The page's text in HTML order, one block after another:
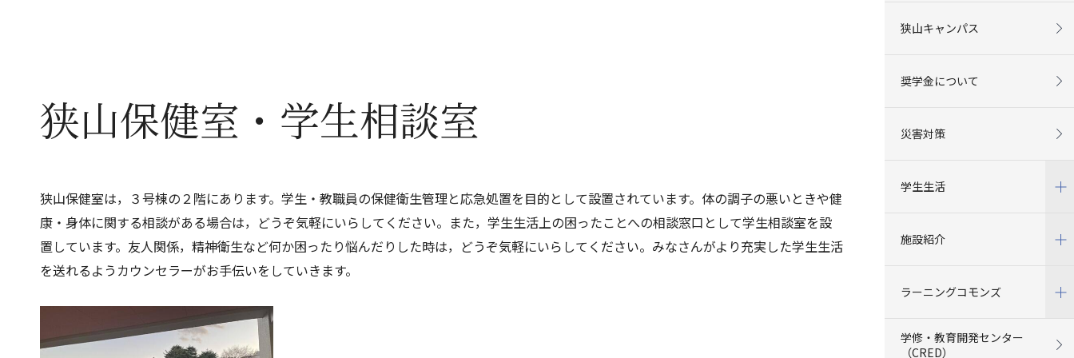
狭山保健室・学生相談室
狭山保健室は，３号棟の２階にあります。学生・教職員の保健衛生管理と応急処置を目的として設置されています。体の調子の悪いときや健
康・身体に関する相談がある場合は，どうぞ気軽にいらしてください。また，学生生活上の困ったことへの相談窓口として学生相談室を設
置しています。友人関係，精神衛生など何か困ったり悩んだりした時は，どうぞ気軽にいらしてください。みなさんがより充実した学生生活
を送れるようカウンセラーがお手伝いをしていきます。
狭山キャンパス
奨学金について
災害対策
学生生活
施設紹介
ラーニングコモンズ
学修・教育開発センター
（CRED）